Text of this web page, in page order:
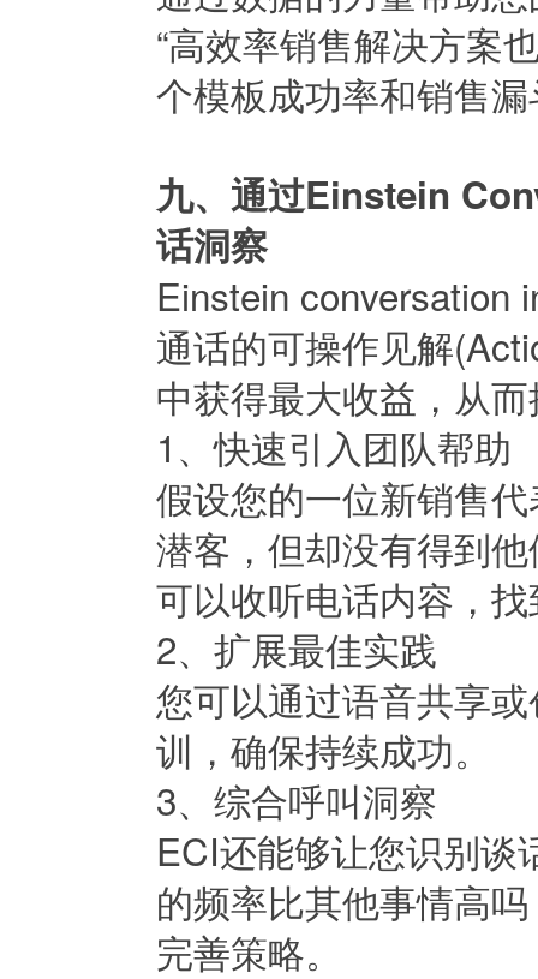
“高效率销售解决方案
个模板成功率和销售
九、通过Einstein
话洞察
Einstein conversation
通话的可操作见解
中获得最大收益，从
1、快速引入团队帮助
假设您的一位新销售
潜客，但却没有得到
可以收听电话内容，
2、扩展最佳实践
您可以通过语音共享
训，确保持续成功。
3、综合呼叫洞察
ECI还能够让您识别谈
的频率比其他事情高
完善策略。